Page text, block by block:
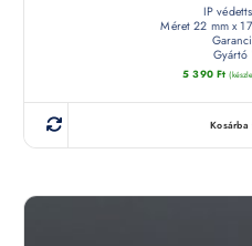
IP
Méret 22 mm x
Gyártó
5 390 Ft
Kosárba